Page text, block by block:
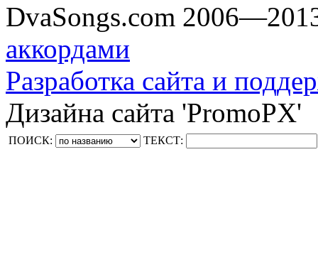
DvaSongs.com
аккордами
Разработка сайта и
Дизайна сайта 'PromoPX'
ПОИСК: ТЕКСТ: